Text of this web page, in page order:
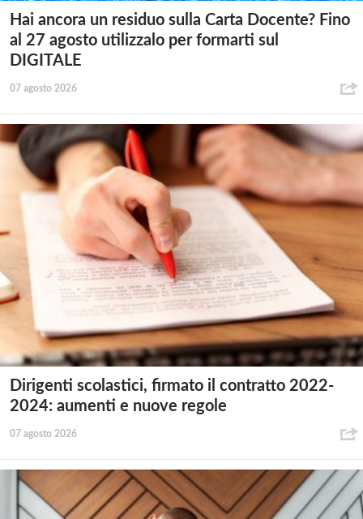
Hai ancora un residuo sulla Carta Docente? Fino
al 27 agosto utilizzalo per formarti sul
DIGITALE
07 agosto 2026
Dirigenti scolastici, firmato il contratto 2022-
2024: aumenti e nuove regole
07 agosto 2026